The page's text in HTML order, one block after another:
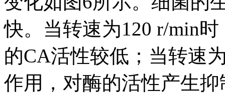
快。当转速为120 r/min
的CA活性较低；当转速
作用，对酶的活性产生